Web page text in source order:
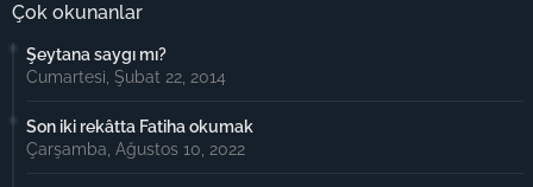
Çok okunanlar
Şeytana saygı mı?
Cumartesi, Şubat 22, 2014
Son iki rekâtta Fatiha okumak
Çarşamba, Ağustos 10, 2022